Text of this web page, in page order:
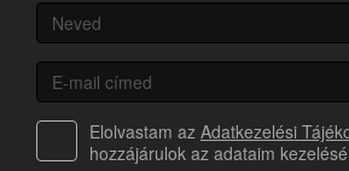
Elolvastam az Adatkezelési
hozzájárulok az adataim